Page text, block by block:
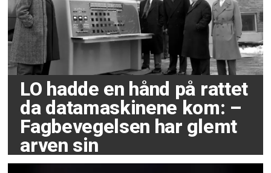
LO hadde en hånd på rattet
da datamaskinene kom: –
Fagbevegelsen har glemt
arven sin